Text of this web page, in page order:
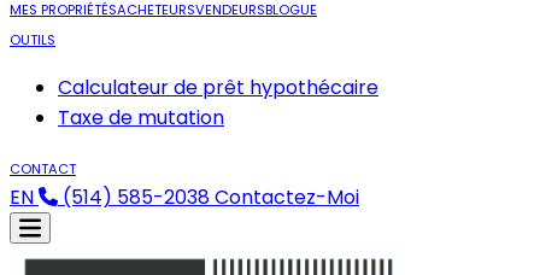
MES PROPRIÉTÉSACHETEURSVENDEURSBLOGUE
OUTILS
Calculateur de prêt hypothécaire
Taxe de mutation
CONTACT
EN (514) 585-2038Contactez-Moi